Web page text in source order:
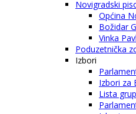
Novigradski
Općina
Božidar
Vinka
Poduzetnička
Izbori
Izbori za
Lista